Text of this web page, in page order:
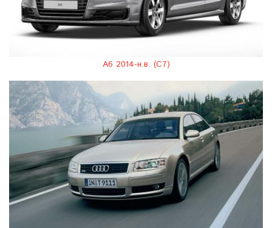
A6 2014-н.в. (C7)